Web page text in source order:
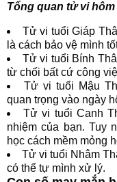
Tổng quan tử vi hôm
Tử vi tuổi Giáp
là cách bảo vệ mình
Tử vi tuổi Bính
từ chối bất cứ công
Tử vi tuổi Mậu
quan trọng vào ngày
Tử vi tuổi Canh
nhiệm của bạn. Tuy
học cách mềm mỏng
Tử vi tuổi Nhâm
có thể tự mình xử lý.